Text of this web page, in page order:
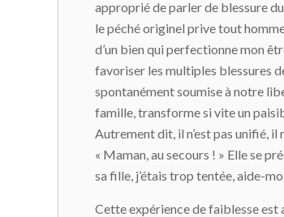
approprié de parler de blessure
le péché originel prive tout
d’un bien qui perfectionne mon
favoriser les multiples blessures
spontanément soumise à notre
famille, transforme si vite un
Autrement dit, il n’est pas unifié,
« Maman, au secours ! » Elle se
sa fille, j’étais trop tentée, aide-
Cette expérience de faiblesse est